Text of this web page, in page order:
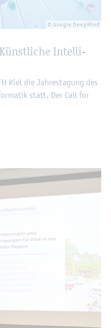
© Goog­le De­ep­Mind
Künst­li­che In­tel­li­
Kiel die Jah­res­ta­gung des
statt. Der Call for